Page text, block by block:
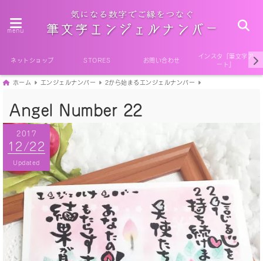
menu
ネットショップ STORES お問い合わせ
インスタ『筆文字ア
ート』
ホーム エンジェルナンバー 2から始まるエンジェルナンバー
Angel Number 22
2017
12/22
Updated
2017
12/22
Published